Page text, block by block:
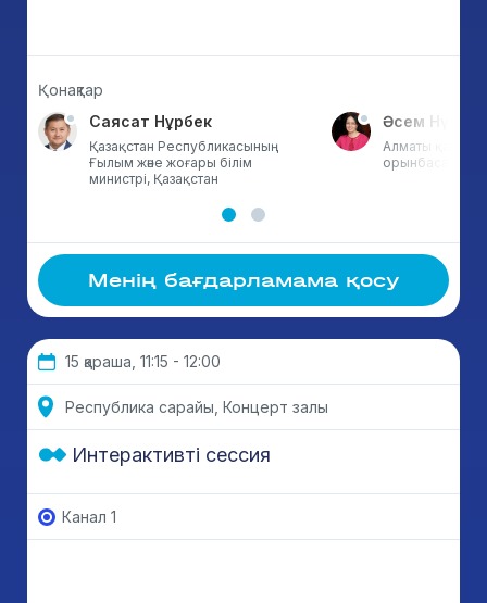
Қонақтар
Саясат Нұрбек
Қазақстан Республикасының
Ғылым және жоғары білім
министрі, Қазақстан
Әсем
Алматы қаласы
орынбасары,
Менің бағдарламама қосу
15 қараша, 11:15 - 12:00
Республика сарайы, Концерт залы
Интерактивті сессия
Канал 1